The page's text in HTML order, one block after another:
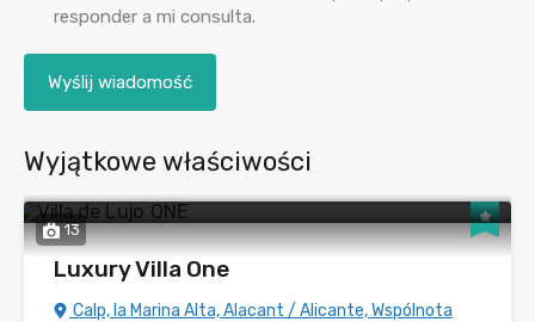
responder a mi consulta.
Wyjątkowe właściwości
13
Luxury Villa One
Calp, la Marina Alta, Alacant / Alicante, Wspólnota